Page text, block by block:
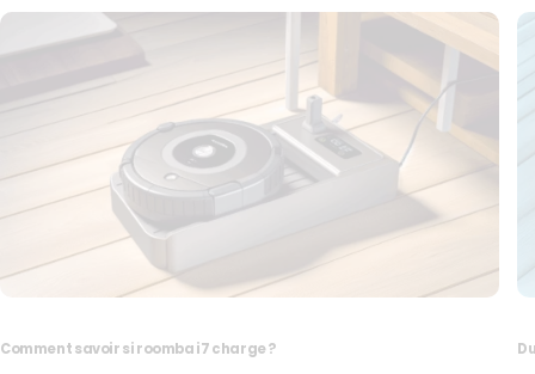
Comment savoir si roomba i7 charge​ ?